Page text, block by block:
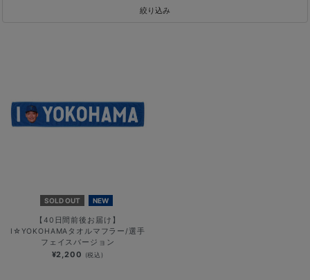
絞り込み
SOLD OUT NEW
【40日間前後お届け】
I☆YOKOHAMAタオルマフラー/選手
フェイスバージョン
¥2,200 (税込)